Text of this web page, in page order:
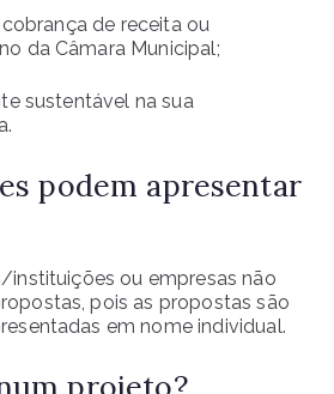
de receita ou
da Câmara Municipal;
sustentável na sua
podem apresentar
instituições ou empresas não
pois as propostas são
em nome individual.